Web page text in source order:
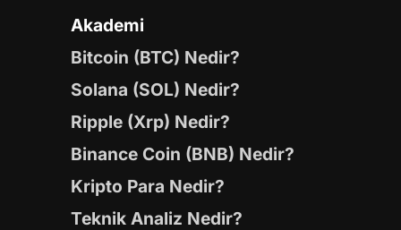
Akademi
Bitcoin (BTC) Nedir?
Solana (SOL) Nedir?
Ripple (Xrp) Nedir?
Binance Coin (BNB) Nedir?
Kripto Para Nedir?
Teknik Analiz Nedir?